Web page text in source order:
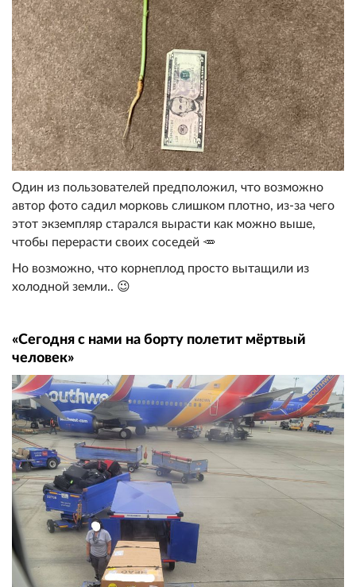
Один из пользователей предположил, что возможно
автор фото садил морковь слишком плотно, из-за чего
этот экземпляр старался вырасти как можно выше,
чтобы перерасти своих соседей 🥕
Но возможно, что корнеплод просто вытащили из
холодной земли.. 😉
«Сегодня с нами на борту полетит мёртвый
человек»